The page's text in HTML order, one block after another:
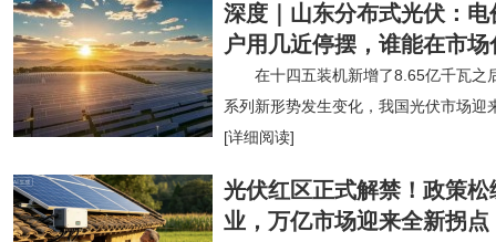
深度｜山东分布式光伏：电
户用几近停摆，谁能在市
在十四五装机新增了8.65亿千瓦之
系列新形势发生变化，我国光伏市场
[详细阅读]
光伏红区正式解禁！政策松
业，万亿市场迎来全新拐点